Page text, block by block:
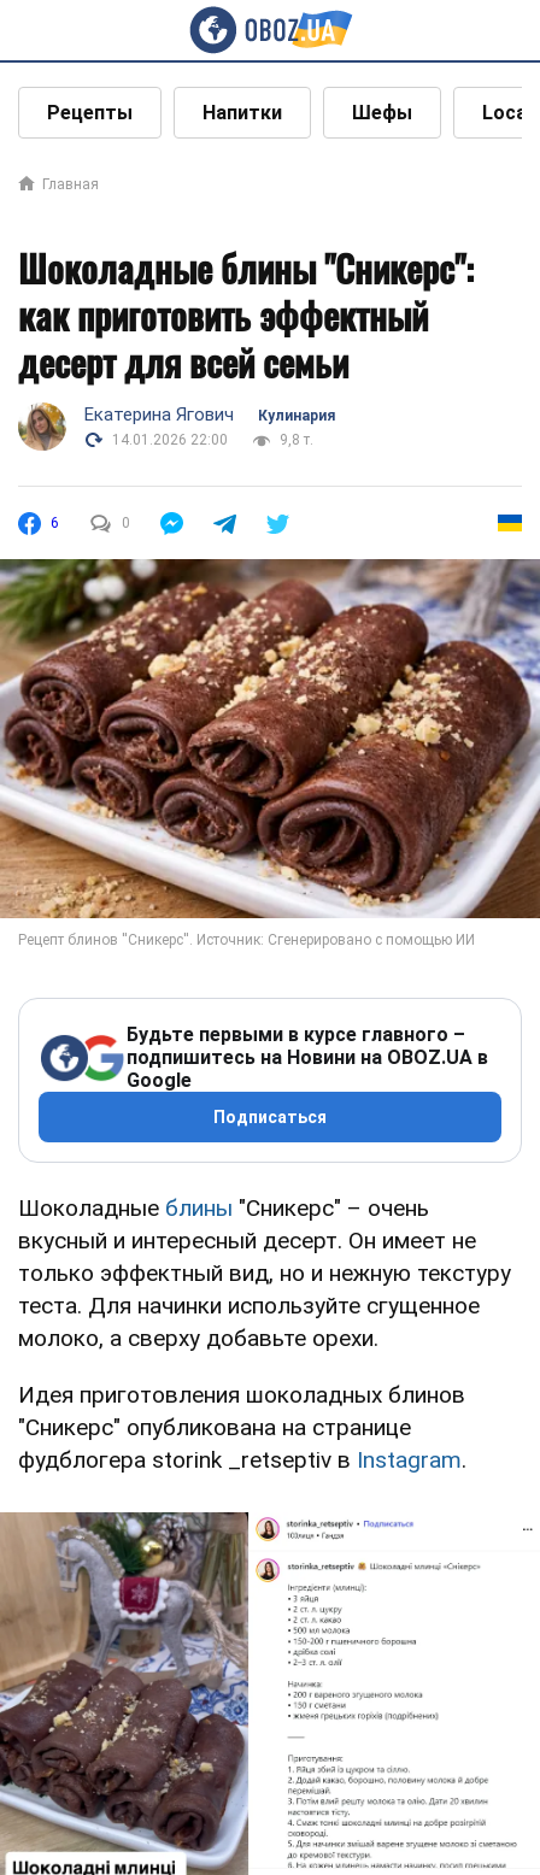
Рецепты Напитки Шефы Local
Главная
Шоколадные блины "Сникерс":
как приготовить эффектный
десерт для всей семьи
Екатерина Ягович
Кулинария
14.01.2026 22:00
9,8 т.
6 0
Будьте первыми в курсе главного –
подпишитесь на Новини на OBOZ.UA в
Google
Подписаться
Шоколадные блины "Сникерс" – очень
вкусный и интересный десерт. Он имеет не
только эффектный вид, но и нежную текстуру
теста. Для начинки используйте сгущенное
молоко, а сверху добавьте орехи.
Идея приготовления шоколадных блинов
"Сникерс" опубликована на странице
фудблогера storink _retseptiv в Instagram.